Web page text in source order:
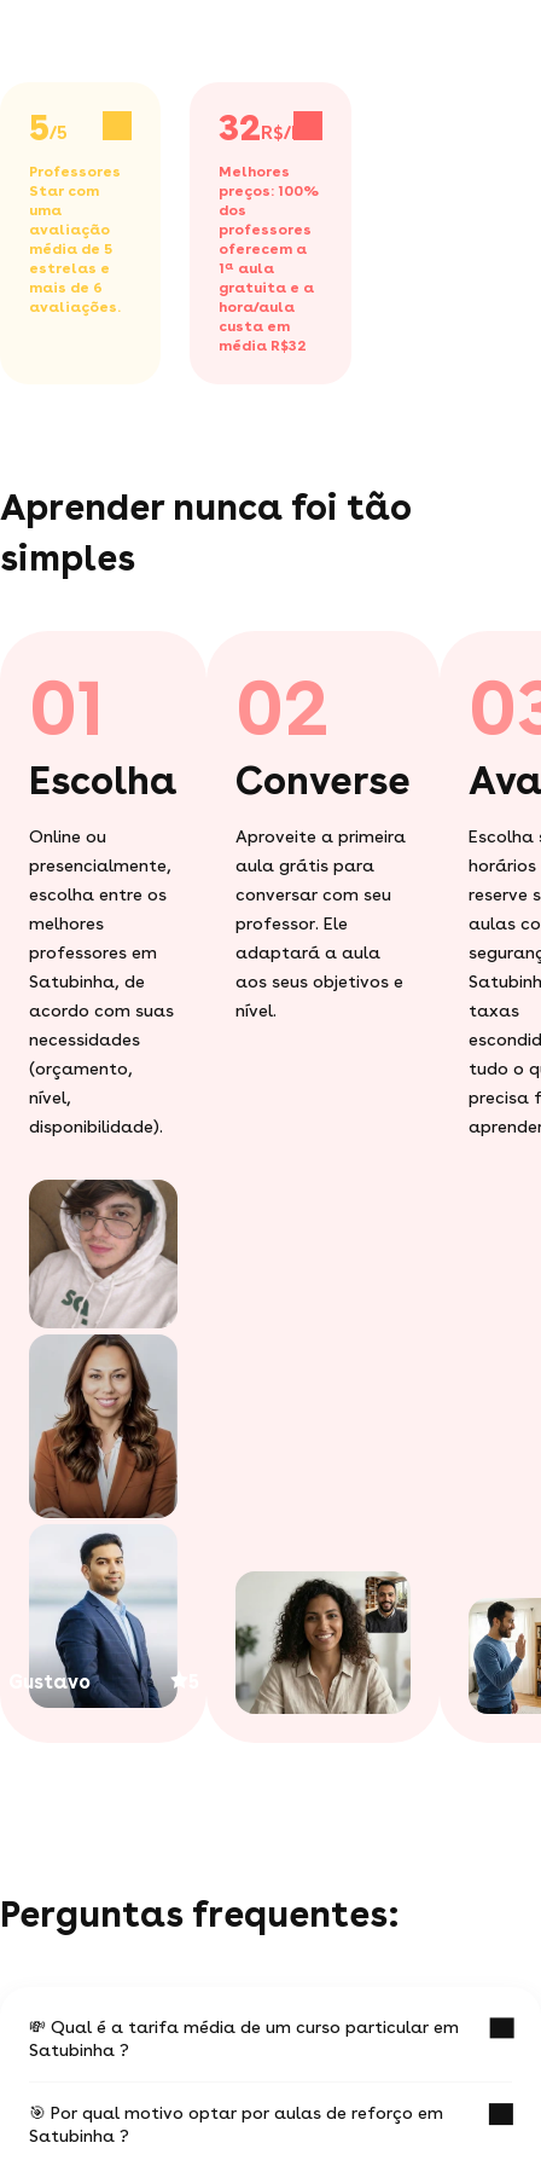
5/5
Professores
Star com
uma
avaliação
média de 5
estrelas e
mais de 6
avaliações.
32R$/h
Melhores
preços: 100%
dos
professores
oferecem a
1ª aula
gratuita e a
hora/aula
custa em
média R$32
Aprender nunca foi tão
simples
01
Escolha
Online ou
presencialmente,
escolha entre os
melhores
professores em
Satubinha, de
acordo com suas
necessidades
(orçamento,
nível,
disponibilidade).
Gustavo
02
Converse
Aproveite a primeira
aula grátis para
conversar com seu
professor. Ele
adaptará a aula
aos seus objetivos e
nível.
Escolha
horários
reserve
aulas
taxas
tudo o
precisa
Perguntas frequentes:
💸 Qual é a tarifa média de um curso particular em
Satubinha ?
O valor médio de uma aula particular
em Satubinha é de R$ 32.
🎯 Por qual motivo optar por aulas de reforço em
Satubinha ?